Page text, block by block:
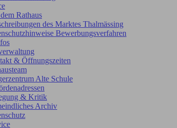
Rathaus
des Marktes Thalmässing
Bewerbungsverfahren
& Öffnungszeiten
Alte Schule
& Kritik
Archiv